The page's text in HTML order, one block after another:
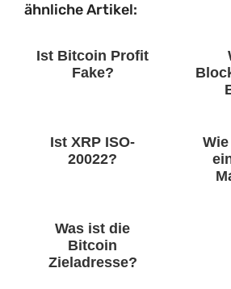
ähnliche Artikel:
Ist Bitcoin Profit
Fake?
Ist XRP ISO-
20022?
Was ist die
Bitcoin
Zieladresse?